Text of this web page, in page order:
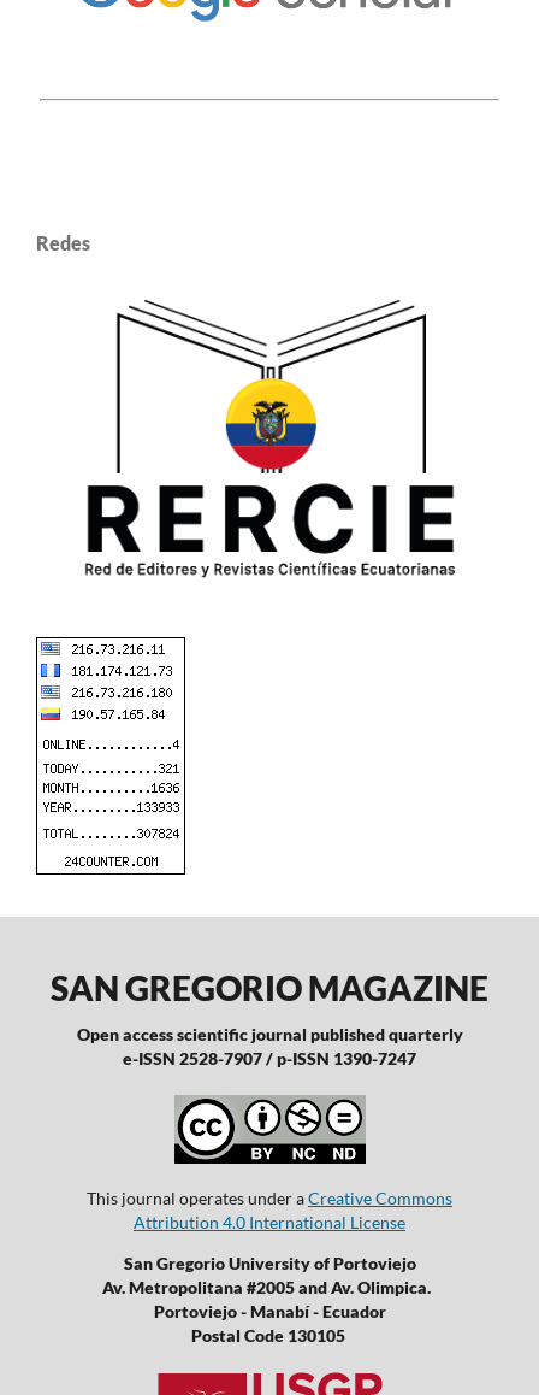
Redes
SAN GREGORIO MAGAZINE
Open access scientific journal published quarterly
e-ISSN 2528-7907 / p-ISSN 1390-7247
This journal operates under aCreative Commons
Attribution 4.0 International License
San Gregorio University of Portoviejo
Av. Metropolitana #2005 and Av. Olimpica.
Portoviejo - Manabí - Ecuador
Postal Code 130105